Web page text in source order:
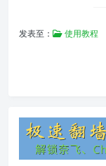
发表至： 使用教程